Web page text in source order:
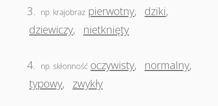
3. np. krajobraz pierwotny, dziki,
dziewiczy, nietknięty
4. np. skłonność oczywisty, normalny,
typowy, zwykły